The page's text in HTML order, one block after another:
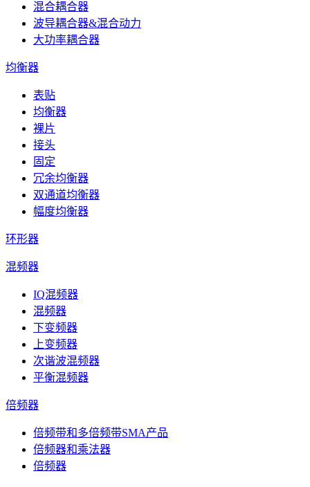
混合耦合器
波导耦合器&混合动力
大功率耦合器
均衡器
表贴
均衡器
裸片
接头
固定
冗余均衡器
双通道均衡器
幅度均衡器
环形器
混频器
IQ混频器
混频器
下变频器
上变频器
次谐波混频器
平衡混频器
倍频器
倍频带和多倍频带SMA产品
倍频器和乘法器
倍频器